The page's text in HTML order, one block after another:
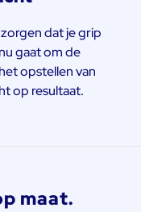
dat je grip
gaat om de
opstellen van
op resultaat.
maat.